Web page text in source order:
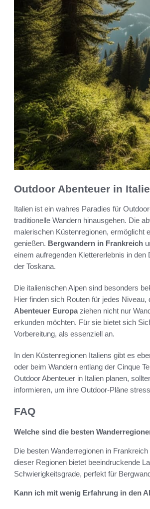
Outdoor Abenteuer in
Italien ist ein wahres Paradies für
traditionelle Wandern hinausgehen. Die
malerischen Küstenregionen, ermöglicht
genießen. Bergwandern in Frankreich
einem aufregenden Klettererlebnis in
der Toskana.
Die italienischen Alpen sind besonders
Hier finden sich Routen für jedes
Abenteuer Europaziehen nicht nur
erkunden möchten. Für sie bietet sich
Vorbereitung, als essenziell an.
In den Küstenregionen Italiens gibt es
oder beim Wandern entlang der Cinque
Outdoor Abenteuer in Italien planen,
informieren, um ihre Outdoor-Pläne
FAQ
Welche sind die besten
Die besten Wanderregionen in
dieser Regionen bietet beeindruckende
Schwierigkeitsgrade, perfekt für
Kann ich mit wenig Erfahrung in den